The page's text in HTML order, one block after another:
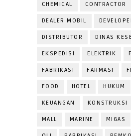
CHEMICAL CONTRACTOR
DEALER MOBIL
DISTRIBUTOR DINAS
EKSPEDISI ELEKTRIK
FABRIKASI FARMASI
FOOD HOTEL HUKUM
KEUANGAN KONSTRUKSI
MALL MARINE MIGAS